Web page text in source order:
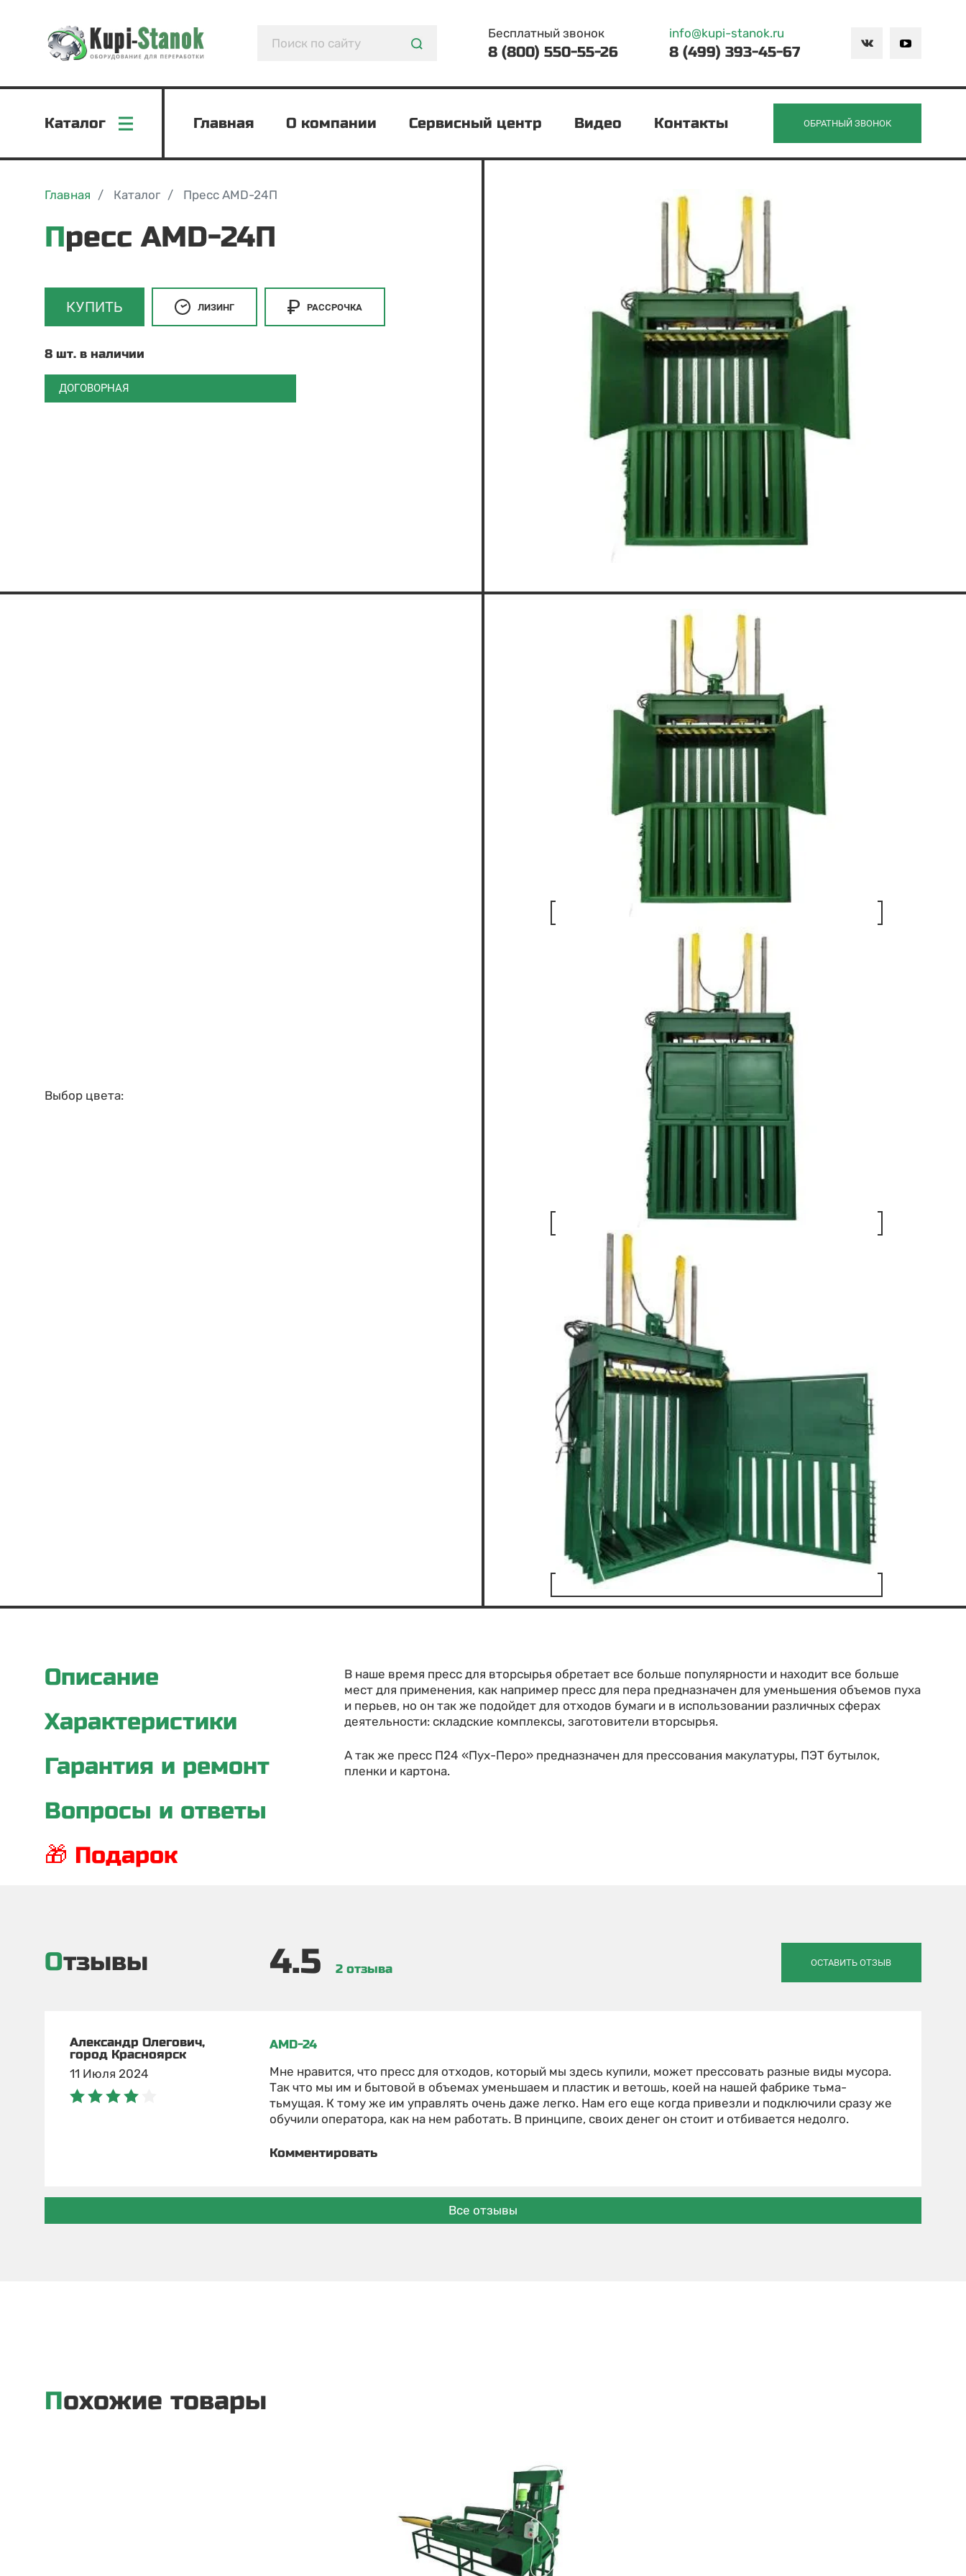
Бесплатный звонок
8 (800) 550-55-26
info@kupi-stanok.ru
8 (499) 393-45-67
Каталог Главная О компании Сервисный центр Видео Контакты ОБРАТНЫЙ ЗВОНОК
Главная Каталог Пресс AMD-24П
Пресс AMD-24П
КУПИТЬ ЛИЗИНГ РАССРОЧКА
8 шт. в наличии
ДОГОВОРНАЯ
Выбор цвета:
Описание
Характеристики
Гарантия и ремонт
Вопросы и ответы
🎁 Подарок
В наше время пресс для вторсырья обретает все больше популярности и находит все больше
мест для применения, как например пресс для пера предназначен для уменьшения объемов пуха
и перьев, но он так же подойдет для отходов бумаги и в использовании различных сферах
деятельности: складские комплексы, заготовители вторсырья.
А так же пресс П24 «Пух-Перо» предназначен для прессования макулатуры, ПЭТ бутылок,
пленки и картона.
Отзывы 4.5 2 отзыва ОСТАВИТЬ ОТЗЫВ
Александр Олегович,
город Красноярск
11 Июля 2024
AMD-24
Мне нравится, что пресс для отходов, который мы здесь купили, может прессовать разные виды мусора.
Так что мы им и бытовой в объемах уменьшаем и пластик и ветошь, коей на нашей фабрике тьма-
тьмущая. К тому же им управлять очень даже легко. Нам его еще когда привезли и подключили сразу же
обучили оператора, как на нем работать. В принципе, своих денег он стоит и отбивается недолго.
Комментировать
Все отзывы
Похожие товары